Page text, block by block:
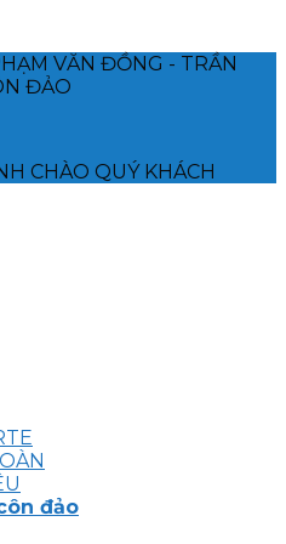
VĂN ĐỒNG - TRẦN
ĐẢO
CHÀO QUÝ KHÁCH
đảo